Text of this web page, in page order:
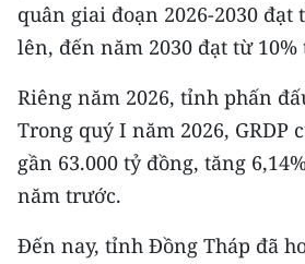
CHƯƠNG TRÌNH OCOP - MỖI XÃ
MỘT SẢN PHẨM
RADIO
MEDIA CENTER
E-Magazine
quân giai đoạn 2026-2030 đạt
lên, đến năm 2030 đạt từ
Riêng năm 2026, tỉnh phấn
Trong quý I năm 2026, GRDP
gần 63.000 tỷ đồng, tăng
năm trước.
Đến nay, tỉnh Đồng Tháp đã